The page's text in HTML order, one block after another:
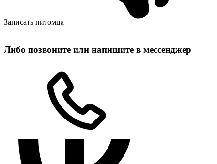
Записать питомца
Либо позвоните или напишите в мессенджер